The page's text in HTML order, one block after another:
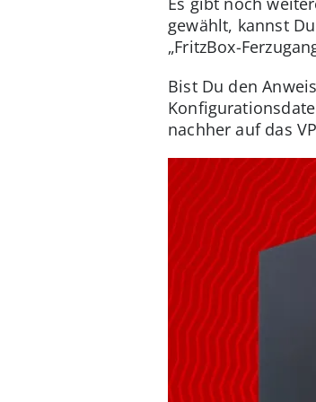
gewählt, kannst
„FritzBox-
Bist Du den
nachher auf das